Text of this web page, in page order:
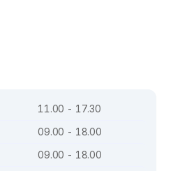
11.00 - 17.30
09.00 - 18.00
09.00 - 18.00